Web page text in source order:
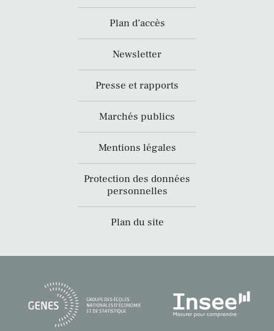
Plan d’accès
Newsletter
Presse et rapports
Marchés publics
Mentions légales
Protection des données
personnelles
Plan du site